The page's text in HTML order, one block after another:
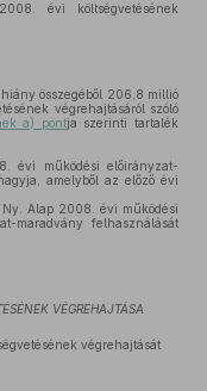
évi költségvetésének
összegéből 206,8 millió
végrehajtásáról szóló
a) pontja szerinti tartalék
évi működési előirányzat-
amelyből az előző évi
Alap 2008. évi működési
maradvány felhasználását
VÉGREHAJTÁSA
végrehajtását